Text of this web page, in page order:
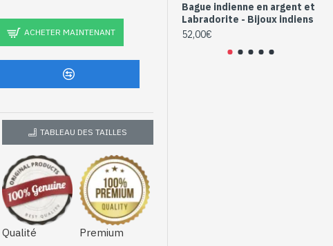
ACHETER MAINTENANT
TABLEAU DES TAILLES
Qualité Premium
Bague indienne en argent et
Labradorite - Bijoux indiens
52,00€